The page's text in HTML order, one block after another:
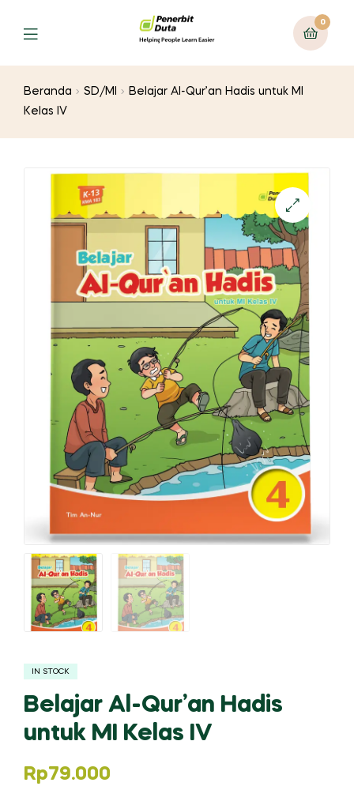
Menu
0
Beranda SD/MI
Belajar Al-Qur’an Hadis untuk MI
Kelas IV
IN STOCK
Belajar Al-Qur’an Hadis
untuk MI Kelas IV
Rp79.000